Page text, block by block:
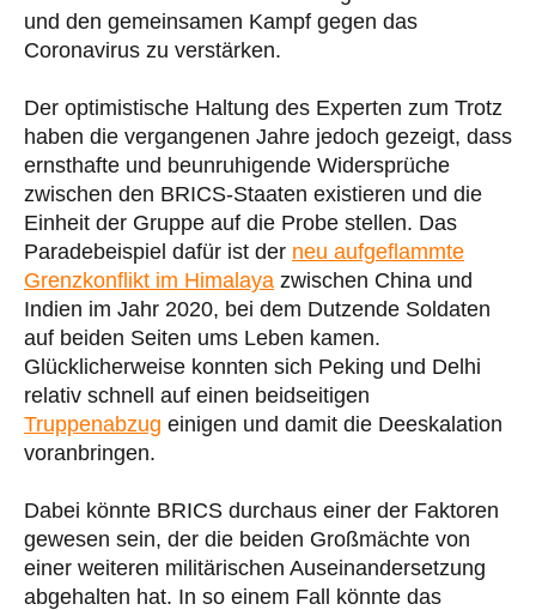
und den gemeinsamen Kampf gegen das
Coronavirus zu verstärken.
Der optimistische Haltung des Experten zum Trotz
haben die vergangenen Jahre jedoch gezeigt, dass
ernsthafte und beunruhigende Widersprüche
zwischen den BRICS-Staaten existieren und die
Einheit der Gruppe auf die Probe stellen. Das
Paradebeispiel dafür ist der neu aufgeflammte
Grenzkonflikt im Himalaya zwischen China und
Indien im Jahr 2020, bei dem Dutzende Soldaten
auf beiden Seiten ums Leben kamen.
Glücklicherweise konnten sich Peking und Delhi
relativ schnell auf einen beidseitigen
Truppenabzug einigen und damit die Deeskalation
voranbringen.
Dabei könnte BRICS durchaus einer der Faktoren
gewesen sein, der die beiden Großmächte von
einer weiteren militärischen Auseinandersetzung
abgehalten hat. In so einem Fall könnte das